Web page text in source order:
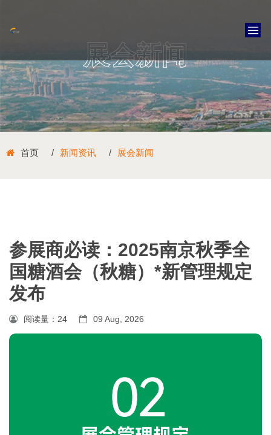
展会新闻
首页 新闻资讯 展会新闻
参展商必读：2025南京秋季全
国糖酒会（秋糖）*新管理规定
发布
阅读量： 24 09 Aug, 2026